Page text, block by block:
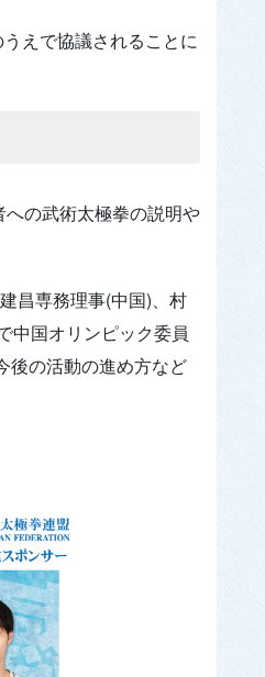
えで協議されることに
の武術太極拳の説明や
昌専務理事(中国)、村
中国オリンピック委員
後の活動の進め方など